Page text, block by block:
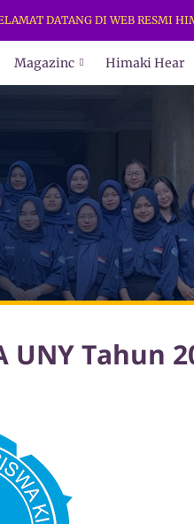
DATANG DI WEB RESMI
Magazinc Himaki Hear
Tahun